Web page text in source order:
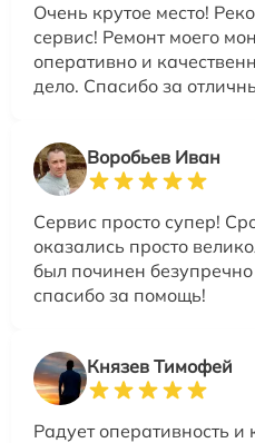
Очень крутое место!
сервис! Ремонт моего
оперативно и
дело. Спасибо за
Воробьев Иван
Сервис просто супер!
оказались просто
был починен
спасибо за помощь!
Князев Тимофей
Радует оперативность и